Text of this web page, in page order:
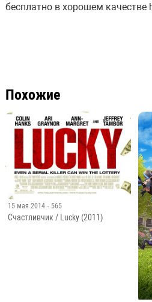
бесплатно в хорошем качестве
Похожие
15 мая 2014 · 565
Счастливчик / Lucky (2011)